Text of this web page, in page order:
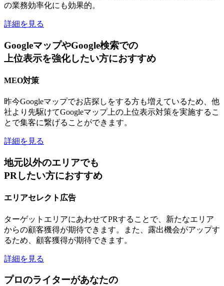
の業務効率化にも効果的。
詳細を見る
GoogleマップやGoogle検索での
上位表示を強化したい方におすすめ
MEO対策
昨今Googleマップでお店探しをする方も増えているため、他
社より先駆けてGoogleマップ上の上位表示対策を実施するこ
とで集客に繋げることができます。
詳細を見る
地元以外のエリアでも
PRしたい方におすすめ
エリアセレクト広告
ターゲットエリアにあわせてPRすることで、新たなエリア
からの顧客獲得が期待できます。また、露出機会がアップす
るため、顧客獲得が期待できます。
詳細を見る
プロのライターがあなたの